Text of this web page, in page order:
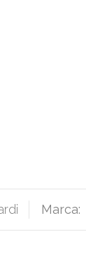
Marca: